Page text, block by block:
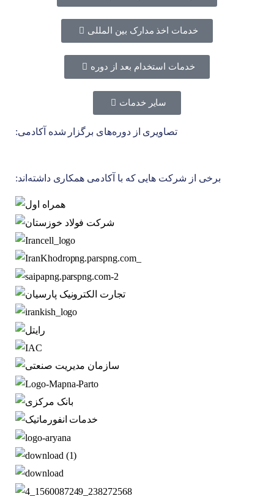
خدمات اخذ مدارک بین المللی
خدمات استخدام بعد از دوره
سایر خدمات
تصاویری از دوره‌های برگزار شده آکادمی:
برخی از شرکت هایی که با آکادمی همکاری داشته‌اند: